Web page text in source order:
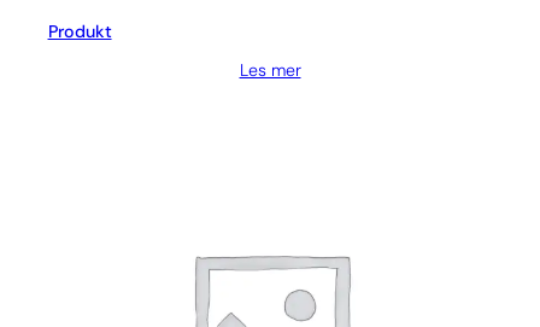
Produkt
Les mer